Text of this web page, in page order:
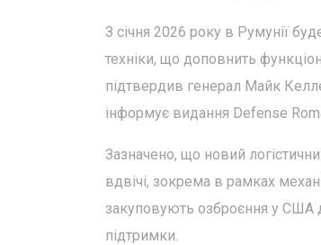
З січня 2026 року в Румунії
техніки, що доповнить
підтвердив генерал Майк
інформує видання Defense
Зазначено, що новий
вдвічі, зокрема в рамках
закуповують озброєння у США
підтримки.